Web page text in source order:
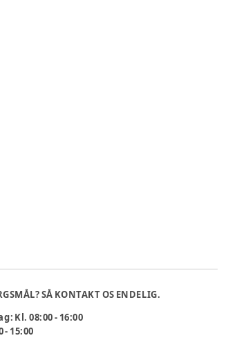
SÅ KONTAKT OS ENDELIG.
Kl. 08:00 - 16:00
- 15:00